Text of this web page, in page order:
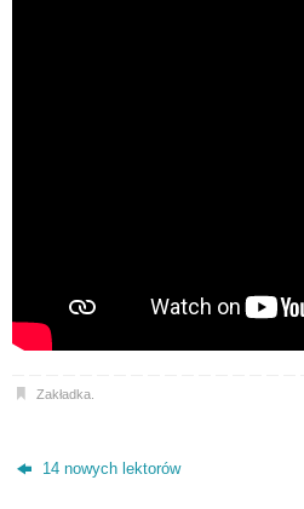
Zakładka.
14 nowych lektorów